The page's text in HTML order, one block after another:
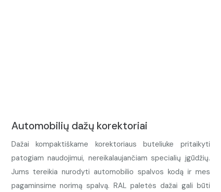
Automobilių dažų korektoriai
Dažai kompaktiškame korektoriaus buteliuke pritaikyti
patogiam naudojimui, nereikalaujančiam specialių įgūdžių.
Jums tereikia nurodyti automobilio spalvos kodą ir mes
pagaminsime norimą spalvą. RAL paletės dažai gali būti